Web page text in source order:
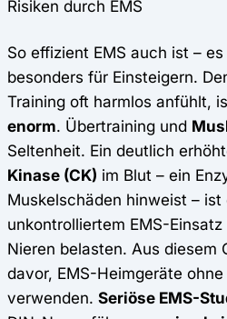
Risiken durch EMS
So effizient EMS auch ist –
besonders für Einsteigern.
Training oft harmlos anfühlt,
enorm. Übertraining und
Seltenheit. Ein deutlich
Kinase (CK) im Blut – ein
Muskelschäden hinweist – ist
unkontrolliertem EMS-
Nieren belasten. Aus diesem
davor, EMS-Heimgeräte
verwenden. Seriöse EMS-